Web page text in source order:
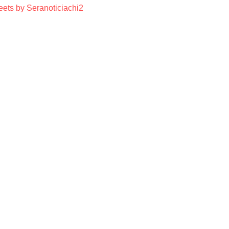
by Seranoticiachi2